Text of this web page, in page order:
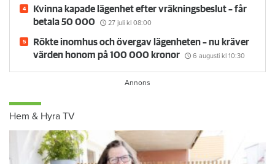
Kvinna kapade lägenhet efter vräkningsbeslut – får
betala 50 000
27 juli kl 08:00
Rökte inomhus och övergav lägenheten – nu kräver
värden honom på 100 000 kronor
6 augusti kl 10:30
Hem & Hyra TV